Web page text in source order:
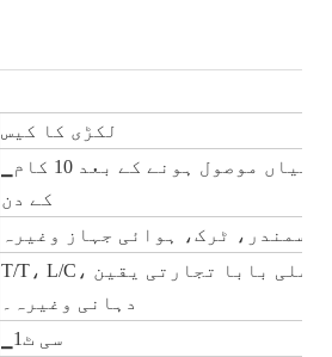
لکڑی کا کیس
کے دن
سمندر، ٹرک، ہوائی جہاز وغیرہ
T/T، L/C، پے پال، ویسٹرن یونین، علی بابا تجارتی یقین
دہانی وغیرہ۔
▁سی ٹ1